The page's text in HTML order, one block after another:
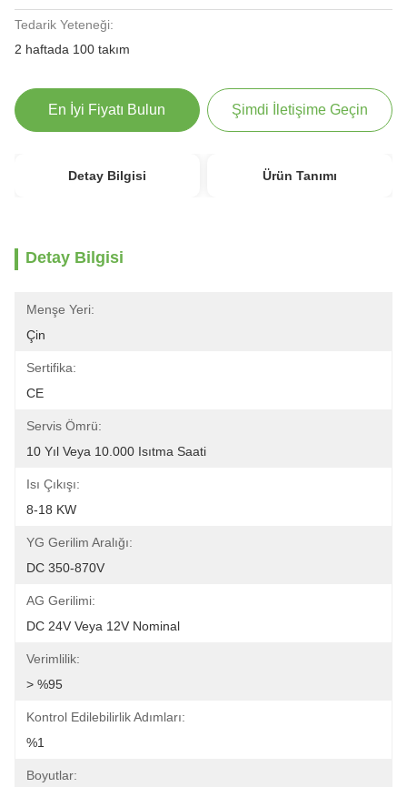
Tedarik Yeteneği:
2 haftada 100 takım
En İyi Fiyatı Bulun Şimdi İletişime Geçin
Detay Bilgisi Ürün Tanımı
Detay Bilgisi
Menşe Yeri:
Çin
Sertifika:
CE
Servis Ömrü:
10 Yıl Veya 10.000 Isıtma Saati
Isı Çıkışı:
8-18 KW
YG Gerilim Aralığı:
DC 350-870V
AG Gerilimi:
DC 24V Veya 12V Nominal
Verimlilik:
> %95
Kontrol Edilebilirlik Adımları:
%1
Boyutlar: